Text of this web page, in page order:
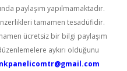
paylaşım yapılmamaktadır.
tamamen tesadüfidir.
ücretsiz bir bilgi paylaşım
aykırı olduğunu